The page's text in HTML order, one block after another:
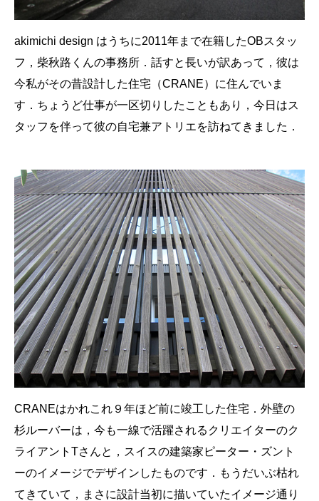
akimichi design はうちに2011年まで在籍したOBスタッ
フ，柴秋路くんの事務所．話すと長いが訳あって，彼は
今私がその昔設計した住宅（CRANE）に住んでいま
す．ちょうど仕事が一区切りしたこともあり，今日はス
タッフを伴って彼の自宅兼アトリエを訪ねてきました．
CRANEはかれこれ９年ほど前に竣工した住宅．外壁の
杉ルーバーは，今も一線で活躍されるクリエイターのク
ライアントTさんと，スイスの建築家ピーター・ズント
ーのイメージでデザインしたものです．もうだいぶ枯れ
てきていて，まさに設計当初に描いていたイメージ通り